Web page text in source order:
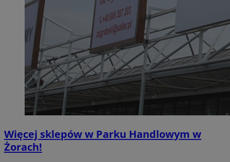
Więcej sklepów w Parku Handlowym w
Żorach!